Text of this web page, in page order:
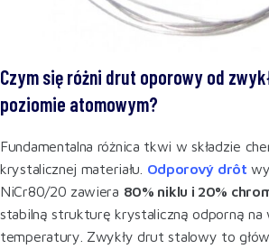
Czym się różni drut oporowy od
poziomie atomowym?
Fundamentalna różnica tkwi w składzie
krystalicznej materiału. Odporový drôt
NiCr80/20 zawiera 80% niklu i 20%
stabilną strukturę krystaliczną odporną na
temperatury. Zwykły drut stalowy to